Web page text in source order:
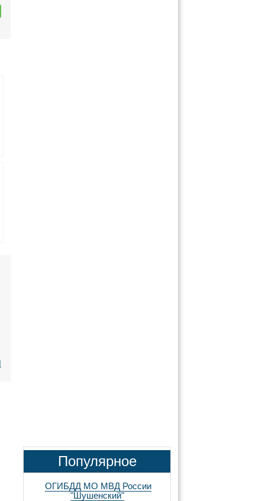
Популярное
ОГИБДД МО МВД России
"Шушенский"